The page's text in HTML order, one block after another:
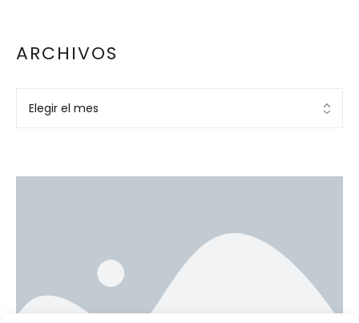
ARCHIVOS